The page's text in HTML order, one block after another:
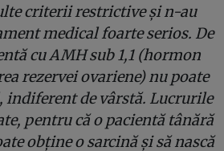
criterii restrictive și n-au
medical foarte serios. De
cu AMH sub 1,1 (hormon
rezervei ovariene) nu poate
indiferent de vârstă. Lucrurile
pentru că o pacientă tânără
obține o sarcină și să nască